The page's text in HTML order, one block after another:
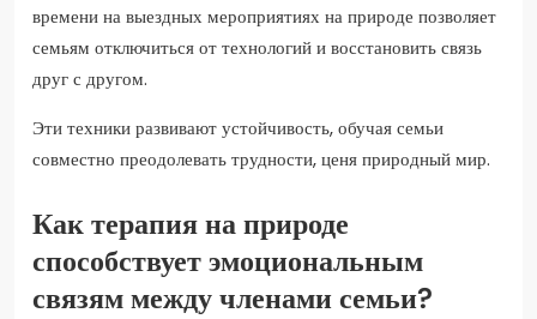
времени на выездных мероприятиях на природе позволяет
семьям отключиться от технологий и восстановить связь
друг с другом.
Эти техники развивают устойчивость, обучая семьи
совместно преодолевать трудности, ценя природный мир.
Как терапия на природе
способствует эмоциональным
связям между членами семьи?